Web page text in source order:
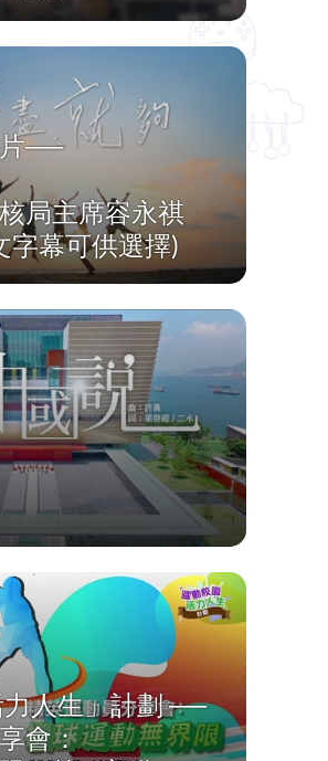
──
局主席容永祺
字幕可供選擇)
力人生」計劃 ──
會：